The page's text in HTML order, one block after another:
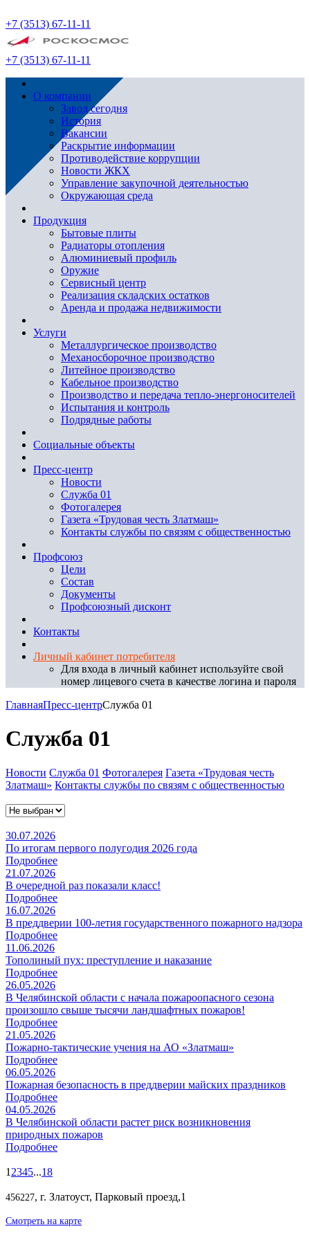
+7 (3513) 67-11-11
+7 (3513) 67-11-11
О компании
Завод сегодня
История
Вакансии
Раскрытие информации
Противодействие коррупции
Новости ЖКХ
Управление закупочной деятельностью
Окружающая среда
Продукция
Бытовые плиты
Радиаторы отопления
Алюминиевый профиль
Оружие
Сервисный центр
Реализация складских остатков
Аренда и продажа недвижимости
Услуги
Металлургическое производство
Механосборочное производство
Литейное производство
Кабельное производство
Производство и передача тепло-энергоносителей
Испытания и контроль
Подрядные работы
Социальные объекты
Пресс-центр
Новости
Служба 01
Фотогалерея
Газета «Трудовая честь Златмаш»
Контакты службы по связям с общественностью
Профсоюз
Цели
Состав
Документы
Профсоюзный дисконт
Контакты
Личный кабинет потребителя
Для входа в личный кабинет используйте свой
номер лицевого счета в качестве логина и пароля
ГлавнаяПресс-центрСлужба 01
Служба 01
Новости Служба 01 Фотогалерея Газета «Трудовая честь
Златмаш» Контакты службы по связям с общественностью
30.07.2026
По итогам первого полугодия 2026 года
Подробнее
21.07.2026
В очередной раз показали класс!
Подробнее
16.07.2026
В преддверии 100-летия государственного пожарного надзора
Подробнее
11.06.2026
Тополиный пух: преступление и наказание
Подробнее
26.05.2026
В Челябинской области с начала пожароопасного сезона
произошло свыше тысячи ландшафтных пожаров!
Подробнее
21.05.2026
Пожарно-тактические учения на АО «Златмаш»
Подробнее
06.05.2026
Пожарная безопасность в преддверии майских праздников
Подробнее
04.05.2026
В Челябинской области растет риск возникновения
природных пожаров
Подробнее
1 2345...18
456227, г. Златоуст, Парковый проезд,1
Смотреть на карте